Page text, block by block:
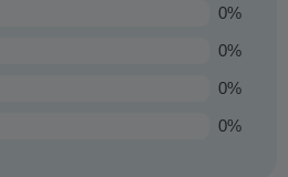
0%
0%
0%
0%